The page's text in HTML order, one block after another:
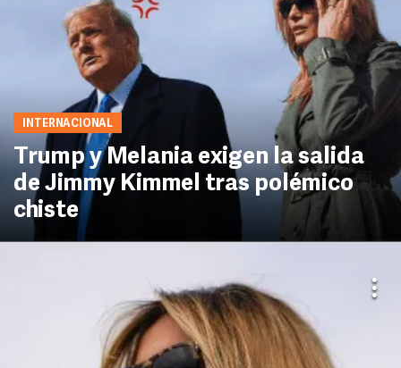
INTERNACIONAL
Trump y Melania exigen la salida
de Jimmy Kimmel tras polémico
chiste